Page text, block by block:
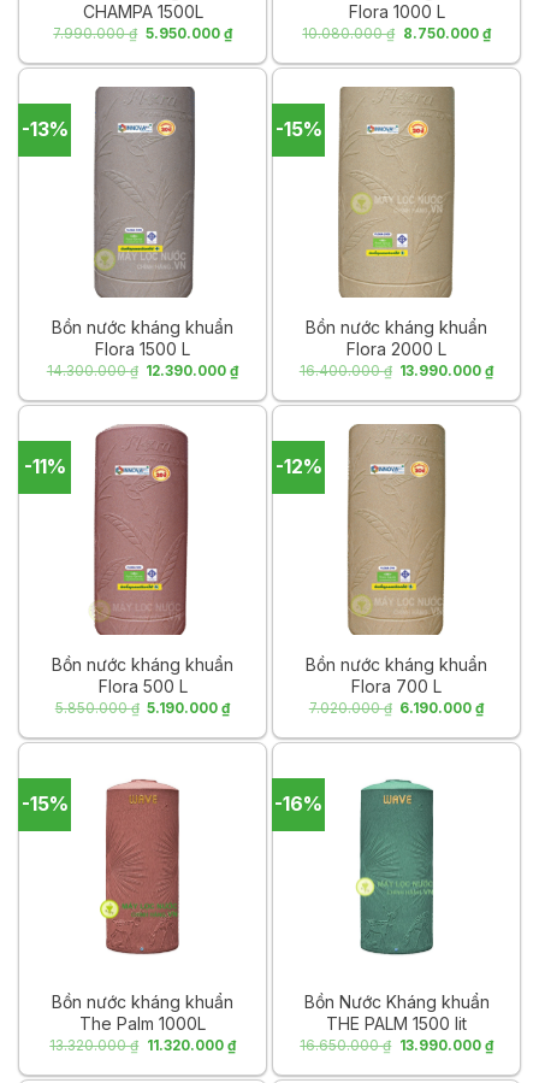
CHAMPA 1500L
7.990.000₫ Giá
là:
7.990.000 ₫.
5.950.000 ₫Giá
hiện
tại
là:
Flora 1000 L
10.080.000₫ Giá
là:
10.080.000 ₫.
8.750.000 ₫Giá
hiện
tại
là:
-13%
Bồn nước kháng khuẩn
Flora 1500 L
14.300.000₫ Giá
là:
14.300.000 ₫.
12.390.000₫Giá
hiện
tại
là:
-15%
Bồn nước kháng khuẩn
Flora 2000 L
16.400.000₫ Giá
là:
16.400.000 ₫.
13.990.000₫Giá
hiện
tại
là:
-11%
Bồn nước kháng khuẩn
Flora 500 L
5.850.000₫ Giá
là:
5.850.000 ₫.
5.190.000₫Giá
hiện
tại
là:
-12%
Bồn nước kháng khuẩn
Flora 700 L
7.020.000₫ Giá
là:
7.020.000 ₫.
6.190.000₫Giá
hiện
tại
là:
-15%
Bồn nước kháng khuẩn
The Palm 1000L
13.320.000₫ Giá
là:
11.320.000 ₫Giá
hiện
tại
-16%
Bồn Nước Kháng khuẩn
THE PALM 1500 lit
16.650.000₫ Giá
là:
13.990.000 ₫Giá
hiện
tại